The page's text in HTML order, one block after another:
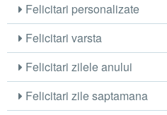
Felicitari personalizate
Felicitari varsta
Felicitari zilele anului
Felicitari zile saptamana